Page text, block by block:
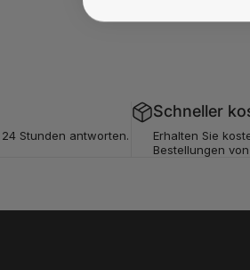
Stunden antworten.
Schneller
Erhalten Sie
Bestellungen